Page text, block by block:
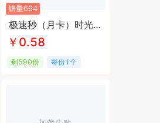
销量694
极速秒（月卡）时光云同款
￥0.58
剩590份 每份1个